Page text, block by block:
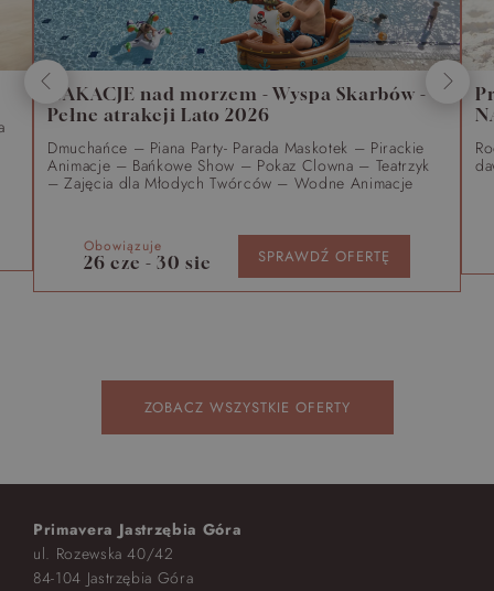
WAKACJE nad morzem - Wyspa Skarbów -
Pełne atrakcji Lato 2026
Dmuchańce – Piana Party- Parada Maskotek – Pirackie
Animacje – Bańkowe Show – Pokaz Clowna – Teatrzyk
– Zajęcia dla Młodych Twórców – Wodne Animacje
26 cze - 30 sie
Obowiązuje SPRAWDŹ OFERTĘ
ZOBACZ WSZYSTKIE OFERTY
Primavera Jastrzębia Góra
ul. Rozewska 40/42
84-104 Jastrzębia Góra